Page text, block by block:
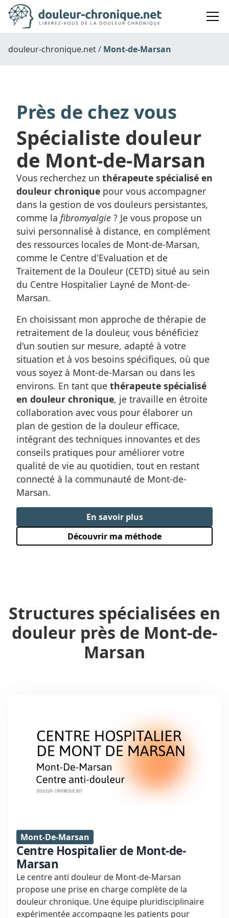
douleur-chronique.net Mont-de-Marsan
Près de chez vous
Spécialiste douleur
de Mont-de-Marsan
Vous recherchez un thérapeute spécialisé en
douleur chronique pour vous accompagner
dans la gestion de vos douleurs persistantes,
comme la fibromyalgie ? Je vous propose un
suivi personnalisé à distance, en complément
des ressources locales de Mont-de-Marsan,
comme le Centre d'Evaluation et de
Traitement de la Douleur (CETD) situé au sein
du Centre Hospitalier Layné de Mont-de-
Marsan.
En choisissant mon approche de thérapie de
retraitement de la douleur, vous bénéficiez
d'un soutien sur mesure, adapté à votre
situation et à vos besoins spécifiques, où que
vous soyez à Mont-de-Marsan ou dans les
environs. En tant que thérapeute spécialisé
en douleur chronique, je travaille en étroite
collaboration avec vous pour élaborer un
plan de gestion de la douleur efficace,
intégrant des techniques innovantes et des
conseils pratiques pour améliorer votre
qualité de vie au quotidien, tout en restant
connecté à la communauté de Mont-de-
Marsan.
En savoir plus
Découvrir ma méthode
Structures spécialisées en
douleur près de Mont-de-
Marsan
Mont-De-Marsan
Centre Hospitalier de Mont-de-
Marsan
Le centre anti douleur de Mont-de-Marsan
propose une prise en charge complète de la
douleur chronique. Une équipe pluridisciplinaire
expérimentée accompagne les patients pour